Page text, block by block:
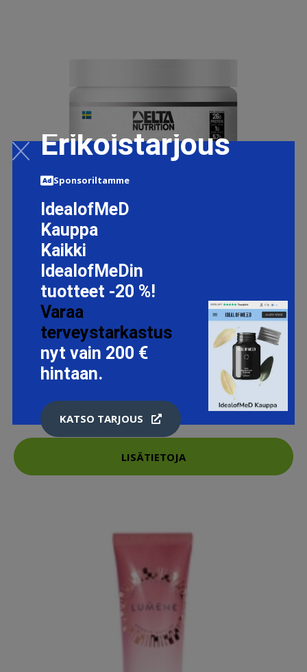
DELTA NUTRITION SUPREME ISO PRO 100 900 G PEACH
47.9 EUR
LISÄTIETOJA
Erikoistarjous
Sponsoriltamme
IdealofMeD
Kauppa
Kaikki
IdealofMeDin
tuotteet -20 %!
Varaa
terveystarkastus
nyt vain 200 €
hintaan.
KATSO TARJOUS